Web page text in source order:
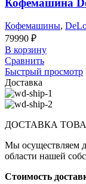
Кофемашины,
79990 ₽
В корзину
Сравнить
Быстрый просмотр
Доставка
ДОСТАВКА
Мы осуществляем
области нашей
Стоимость